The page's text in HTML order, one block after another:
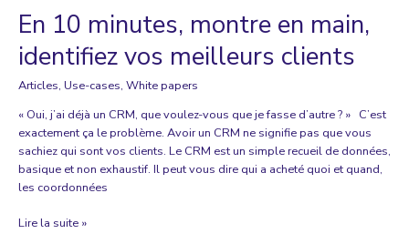
En 10 minutes, montre en main,
identifiez vos meilleurs clients
Articles, Use-cases, White papers
« Oui, j’ai déjà un CRM, que voulez-vous que je fasse d’autre ? » C’est
exactement ça le problème. Avoir un CRM ne signifie pas que vous
sachiez qui sont vos clients. Le CRM est un simple recueil de données,
basique et non exhaustif. Il peut vous dire qui a acheté quoi et quand,
les coordonnées
En
Lire la suite »